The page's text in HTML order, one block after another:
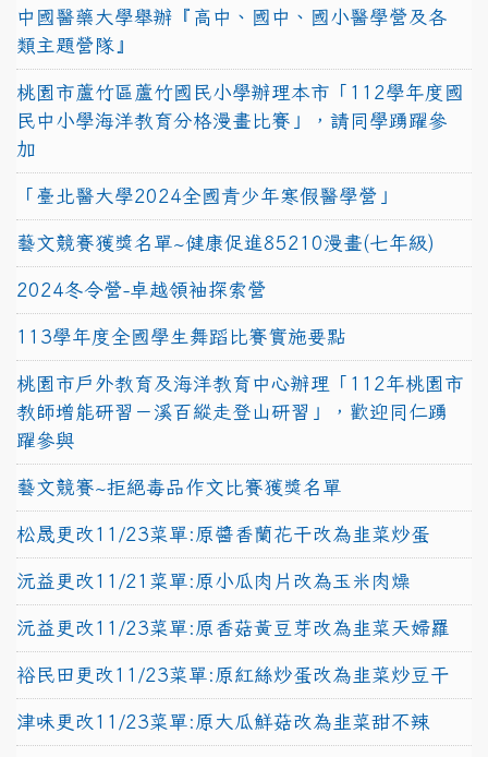
中國醫藥大學舉辦『高中、國中、國小醫學營及各
類主題營隊』
桃園市蘆竹區蘆竹國民小學辦理本市「112學年度國
民中小學海洋教育分格漫畫比賽」，請同學踴躍參
加
「臺北醫大學2024全國青少年寒假醫學營」
藝文競賽獲獎名單~健康促進85210漫畫(七年級)
2024冬令營-卓越領袖探索營
113學年度全國學生舞蹈比賽實施要點
桃園市戶外教育及海洋教育中心辦理「112年桃園市
教師增能研習－溪百縱走登山研習」，歡迎同仁踴
躍參與
藝文競賽~拒絕毒品作文比賽獲獎名單
松晟更改11/23菜單:原醬香蘭花干改為韭菜炒蛋
沅益更改11/21菜單:原小瓜肉片改為玉米肉燥
沅益更改11/23菜單:原香菇黃豆芽改為韭菜天婦羅
裕民田更改11/23菜單:原紅絲炒蛋改為韭菜炒豆干
津味更改11/23菜單:原大瓜鮮菇改為韭菜甜不辣